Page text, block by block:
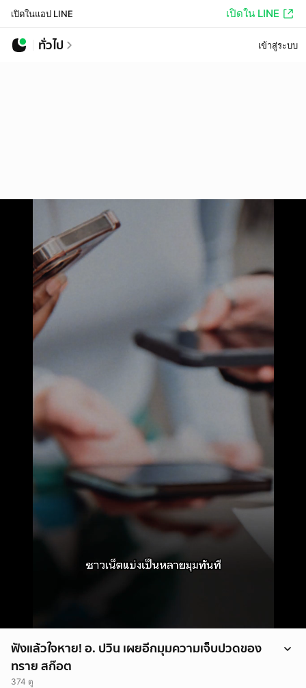
เปิดในแอป LINE เปิดใน LINE
ทั่วไป เข้าสู่ระบบ
ฟังแล้วใจหาย! อ. ปวิน เผยอีกมุมความเจ็บปวดของ
ทราย สก๊อต
374 ดู